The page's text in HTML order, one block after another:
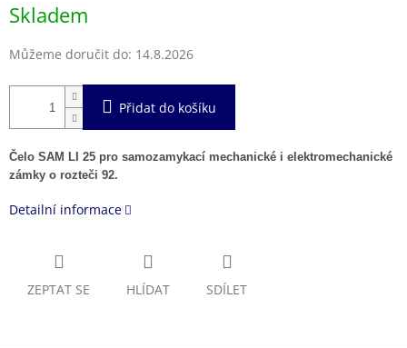
cena:
Skladem
Můžeme doručit do: 14.8.2026
Přidat do košíku
Čelo SAM LI 25 pro samozamykací mechanické i elektromechanické
zámky o rozteči 92.
Detailní informace
ZEPTAT SE HLÍDAT SDÍLET